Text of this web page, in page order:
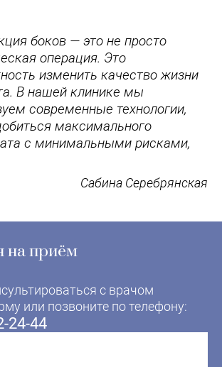
боков — это не просто
операция. Это
изменить качество жизни
В нашей клинике мы
современные технологии,
максимального
с минимальными рисками,
Сабина Серебрянская
на приём
с врачом
или позвоните по телефону:
24-44